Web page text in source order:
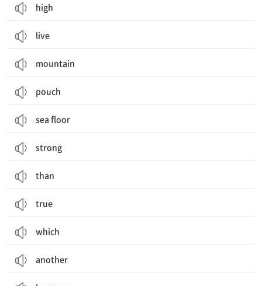
high
live
mountain
pouch
sea floor
strong
than
true
which
another